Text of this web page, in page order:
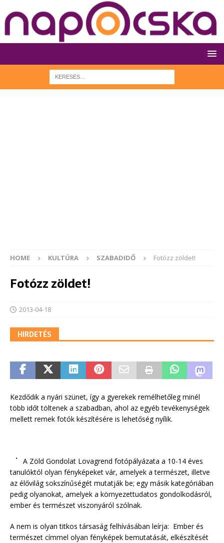
HOME KULTÚRA SZABADIDŐ Fotózz zöldet!
Fotózz zöldet!
2013-04-18
HIRDETÉS
Kezdődik a nyári szünet, így a gyerekek remélhetőleg minél
több időt töltenek a szabadban, ahol az egyéb tevékenységek
mellett remek fotók készítésére is lehetőség nyílik.
A Zöld Gondolat Lovagrend fotópályázata a 10-14 éves
tanulóktól olyan fényképeket vár, amelyek a természet, illetve
az élővilág sokszínűségét mutatják be; egy másik kategóriában
pedig olyanokat, amelyek a környezettudatos gondolkodásról,
ember és természet viszonyáról szólnak.
A nem is olyan titkos társaság felhívásában leírja: Ember és
természet címmel olyan fényképek bemutatását, elkészítését